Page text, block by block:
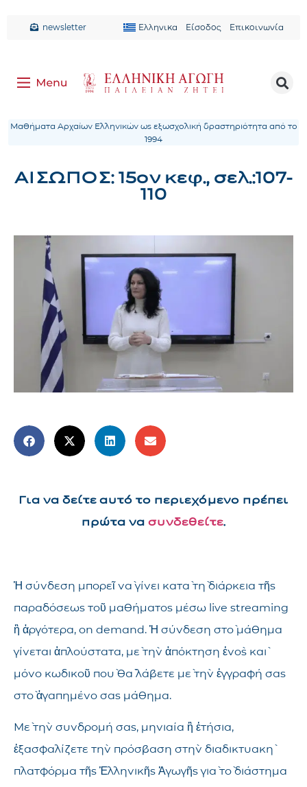
newsletter Ελληνικα Είσοδος Επικοινωνία
Μαθήματα Αρχαίων Ελληνικών ως εξωσχολική δραστηριότητα από το
1994
ΑΙΣΩΠΟΣ: 15ον κεφ., σελ.:107-
110
Για να δείτε αυτό το περιεχόμενο πρέπει
πρώτα να συνδεθείτε.
Ἡ σύνδεση μπορεῖ νὰ γίνει κατὰ τὴ διάρκεια τῆς
παραδόσεως τοῦ μαθήματος μέσω live streaming
ἢ ἀργότερα, on demand. Ἡ σύνδεση στὸ μάθημα
γίνεται ἁπλούστατα, μὲ τὴν ἀπόκτηση ἑνὸς καὶ
μόνο κωδικοῦ ποὺ θὰ λάβετε μὲ τὴν ἐγγραφή σας
στὸ ἀγαπημένο σας μάθημα.
Μὲ τὴν συνδρομή σας, μηνιαία ἢ ἐτήσια,
ἐξασφαλίζετε τὴν πρόσβαση στὴν διαδικτυακὴ
πλατφόρμα τῆς Ἑλληνικῆς Ἀγωγῆς γιὰ τὸ διάστημα